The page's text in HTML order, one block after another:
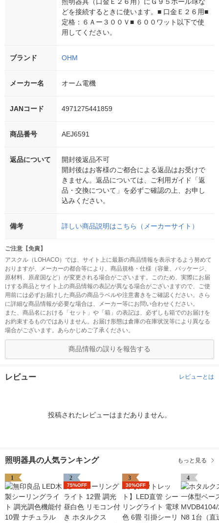
照明器具（口金Ｅ２６用）にＧ９５ボール球な
どを接続するときに使います。■ 口金Ｅ２６用■
定格：６Ａー３００Ｖ■ ６００ワット以下で使
用してください。
ブランド OHM
メーカー名 オーム電機
JANコード 4971275441859
商品番号 AEJ6591
返品について
開封後返品不可
開封後はお客様のご都合による返品はお受けで
きません。返品については、ご利用ガイド「返
品・交換について」を必ずご確認の上、お申し
込みください。
備考 詳しい商品説明はこちら（メーカーサイト）
ご注意【免責】
アスクル（LOHACO）では、サイト上に最新の商品情報を表示するよう努めて
おりますが、メーカーの都合等により、商品規格・仕様（容量、パッケージ、
原材料、原産国など）が変更される場合がございます。このため、実際にお届
けする商品とサイト上の商品情報の表記が異なる場合がございますので、ご使
用前には必ずお届けした商品の商品ラベルや注意書きをご確認ください。さら
に詳細な商品情報が必要な場合は、メーカー等にお問い合わせください。
また、商品名における「セット」や「箱」の表記は、必ずしも箱でのお届けを
お約束するものではありません。お届け形態は倉庫の在庫状況等により異なる
場合がございます。あらかじめご了承ください。
商品情報の誤りを報告する
レビュー レビューとは
投稿されたレビューはまだありません。
照明器具の人気ランキング もっと見る
1 2
75%OFF
3
30%OFF
4